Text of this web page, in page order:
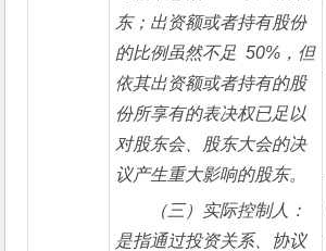
东；出资额或者持有股份
的比例虽然不足  50%，但
依其出资额或者持有的股
份所享有的表决权已足以
对股东会、股东大会的决
议产生重大影响的股东。
（三）实际控制人：
是指通过投资关系、协议